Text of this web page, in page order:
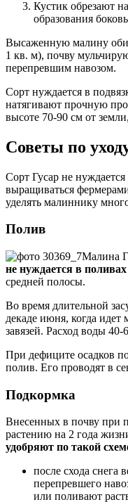
Кустик обрезают
образования
Высаженную малину
1 кв. м), почву
перепревшим навозом.
Сорт нуждается в
натягивают прочную
высоте 70-90 см от
Советы по
Сорт Гусар не
выращиваться
уделять малиннику
Полив
Малина
не нуждается в
средней полосы.
Во время длительной
декаде июня, когда
завязей. Расход воды 40-
При дефиците осадков
полив. Его проводят в
Подкормка
Внесенных в почву при
растению на 2 года
удобряют по такой
после схода снега
перепревшего
или поливают